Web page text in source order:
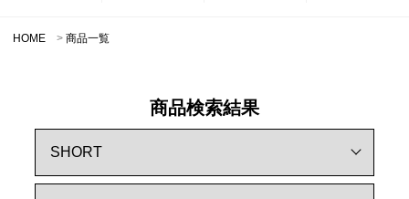
HOME 商品一覧
商品検索結果